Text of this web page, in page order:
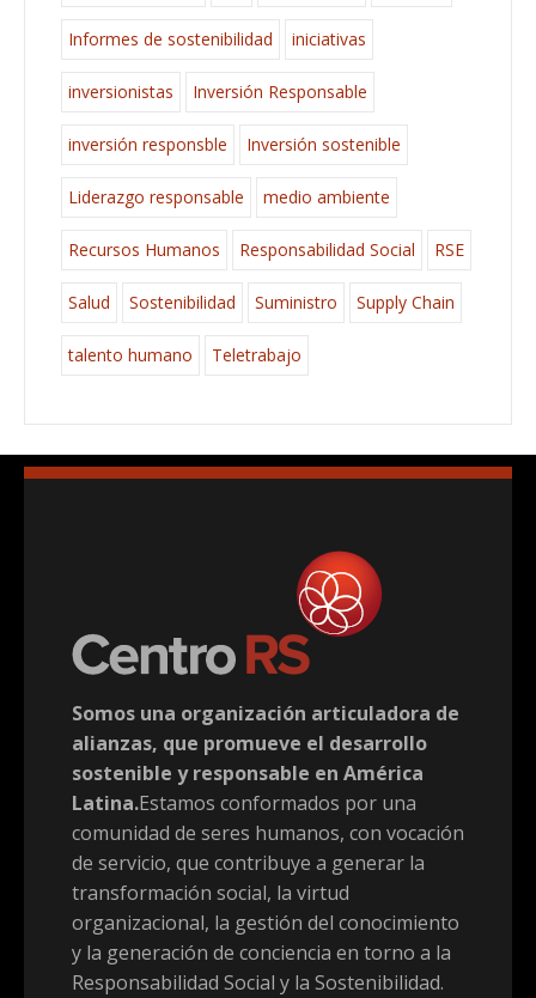
Informes de sostenibilidad iniciativas
inversionistas Inversión Responsable
inversión responsble Inversión sostenible
Liderazgo responsable medio ambiente
Recursos Humanos Responsabilidad Social RSE
Salud Sostenibilidad Suministro Supply Chain
talento humano Teletrabajo
Somos una organización articuladora de
alianzas, que promueve el desarrollo
sostenible y responsable en América
Latina.Estamos conformados por una
comunidad de seres humanos, con vocación
de servicio, que contribuye a generar la
transformación social, la virtud
organizacional, la gestión del conocimiento
y la generación de conciencia en torno a la
Responsabilidad Social y la Sostenibilidad.